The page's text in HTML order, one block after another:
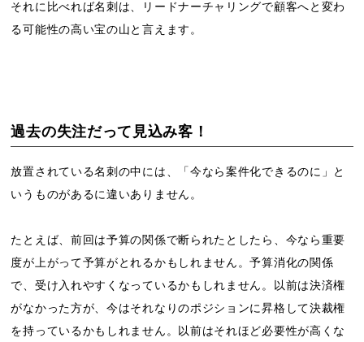
それに比べれば名刺は、リードナーチャリングで顧客へと変わ
る可能性の高い宝の山と言えます。
過去の失注だって見込み客！
放置されている名刺の中には、「今なら案件化できるのに」と
いうものがあるに違いありません。
たとえば、前回は予算の関係で断られたとしたら、今なら重要
度が上がって予算がとれるかもしれません。予算消化の関係
で、受け入れやすくなっているかもしれません。以前は決済権
がなかった方が、今はそれなりのポジションに昇格して決裁権
を持っているかもしれません。以前はそれほど必要性が高くな